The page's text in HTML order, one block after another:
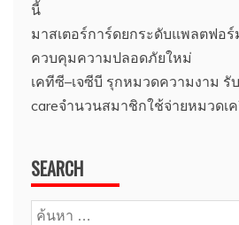
นี้
มาสเตอร์การ์ดยกระดับแพลตฟอ
ควบคุมความปลอดภัยใหม่
เคทีซี–เจซีบี รุกหมวดความงาม รั
careจำนวนสมาชิกใช้จ่ายหมวดเ
SEARCH
ค้นหา